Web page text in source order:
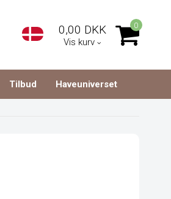
0,00 DKK
Vis kurv
0
Tilbud Haveuniverset